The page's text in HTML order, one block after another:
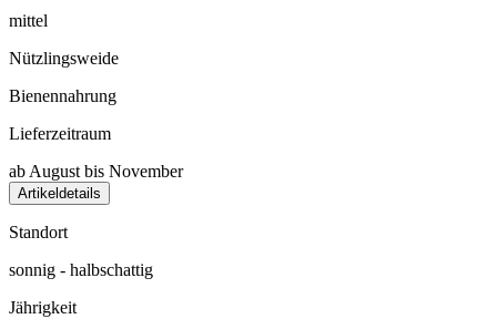
mittel
Nützlingsweide
Bienennahrung
Lieferzeitraum
ab August bis November
Artikeldetails
Standort
sonnig - halbschattig
Jährigkeit